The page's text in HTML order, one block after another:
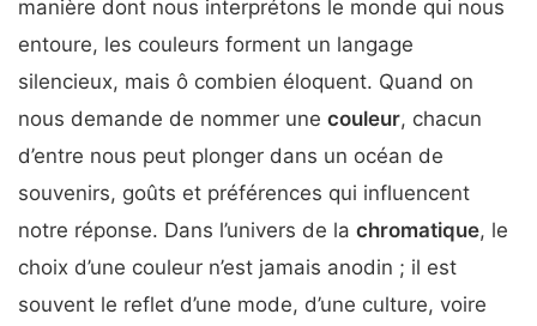
manière dont nous interprétons le monde qui nous
entoure, les couleurs forment un langage
silencieux, mais ô combien éloquent. Quand on
nous demande de nommer une couleur, chacun
d’entre nous peut plonger dans un océan de
souvenirs, goûts et préférences qui influencent
notre réponse. Dans l’univers de la chromatique, le
choix d’une couleur n’est jamais anodin ; il est
souvent le reflet d’une mode, d’une culture, voire